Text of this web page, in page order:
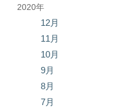
2020年
12月
11月
10月
9月
8月
7月